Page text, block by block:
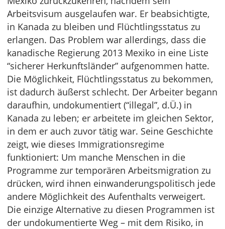
Arbeitsvisum ausgelaufen war. Er beabsichtigte,
in Kanada zu bleiben und Flüchtlingsstatus zu
erlangen. Das Problem war allerdings, dass die
kanadische Regierung 2013 Mexiko in eine Liste
“sicherer Herkunftsländer” aufgenommen hatte.
Die Möglichkeit, Flüchtlingsstatus zu bekommen,
ist dadurch äußerst schlecht. Der Arbeiter begann
daraufhin, undokumentiert (“illegal”, d.Ü.) in
Kanada zu leben; er arbeitete im gleichen Sektor,
in dem er auch zuvor tätig war. Seine Geschichte
zeigt, wie dieses Immigrationsregime
funktioniert: Um manche Menschen in die
Programme zur temporären Arbeitsmigration zu
drücken, wird ihnen einwanderungspolitisch jede
andere Möglichkeit des Aufenthalts verweigert.
Die einzige Alternative zu diesen Programmen ist
der undokumentierte Weg – mit dem Risiko, in